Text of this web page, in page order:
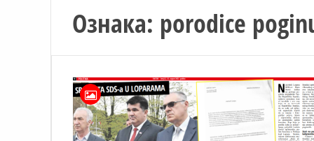
Ознака: porodice